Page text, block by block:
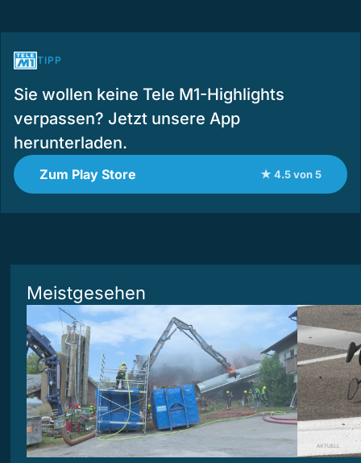
TIPP
Sie wollen keine Tele M1-Highlights
verpassen? Jetzt unsere App
herunterladen.
Zum Play Store ★ 4.5 von 5
Meistgesehen